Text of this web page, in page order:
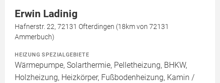
Erwin Ladinig
Hafnerstr. 22, 72131 Ofterdingen (18km von 72131
Ammerbuch)
HEIZUNG SPEZIALGEBIETE
Wärmepumpe, Solarthermie, Pelletheizung, BHKW,
Holzheizung, Heizkörper, Fußbodenheizung, Kamin /